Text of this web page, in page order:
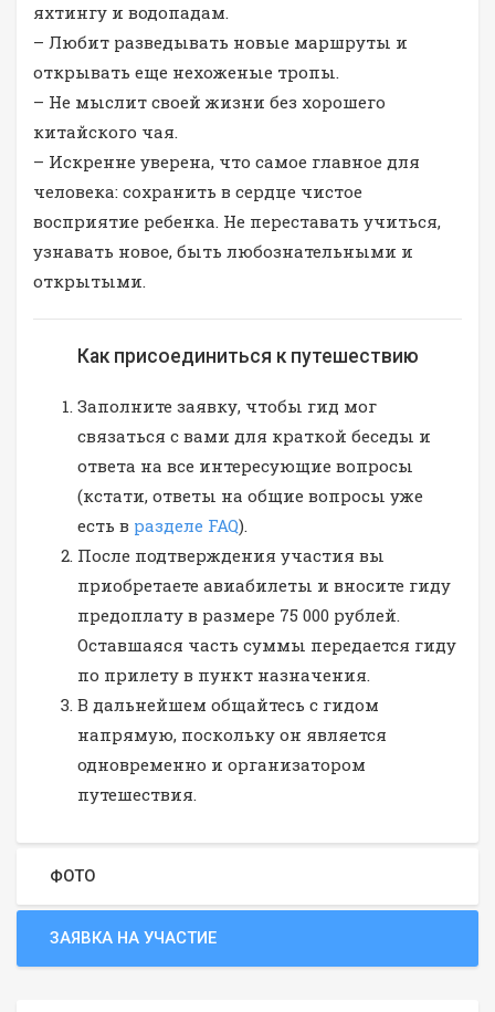
яхтингу и водопадам.
– Любит разведывать новые маршруты и
открывать еще нехоженые тропы.
– Не мыслит своей жизни без хорошего
китайского чая.
– Искренне уверена, что самое главное для
человека: сохранить в сердце чистое
восприятие ребенка. Не переставать учиться,
узнавать новое, быть любознательными и
открытыми.
Как присоединиться к путешествию
Заполните заявку, чтобы гид мог
связаться с вами для краткой беседы и
ответа на все интересующие вопросы
(кстати, ответы на общие вопросы уже
есть в разделе FAQ).
После подтверждения участия вы
приобретаете авиабилеты и вносите гиду
предоплату в размере 75 000 рублей.
Оставшаяся часть суммы передается гиду
по прилету в пункт назначения.
В дальнейшем общайтесь с гидом
напрямую, поскольку он является
одновременно и организатором
путешествия.
ФОТО
ЗАЯВКА НА УЧАСТИЕ